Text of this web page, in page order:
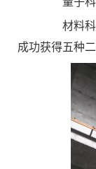
材料科学
成功获得五种二